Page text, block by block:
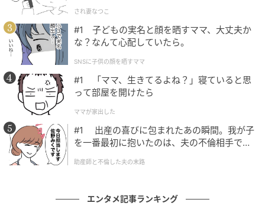
対峙させるような音の配置。
こそ、彼の歌唱に含まれる微かなかすれや、言葉の
端々に宿る情熱が、聴き手の鼓膜を飛び越えて直接心
臓を叩いたのである。演奏と歌声が一体となり、一つ
の呼吸となって流れていくその様は、まさに音楽にお
ける「真実」の姿であった。
記号化された「愛」を破壊する、あまりに
生々しい独白
愛」のテンプレートを根底から覆した。そこで歌われ
され妻なつこ
#1 子どもの実名と顔を晒すママ、大丈夫か
な？なんて心配していたら。
SNSに子供の顔を晒すママ
#1 「ママ、生きてるよね？」寝ていると思
って部屋を開けたら
ママが家出した
#1 出産の喜びに包まれたあの瞬間。我が子
を一番最初に抱いたのは、夫の不倫相手でし
助産師と不倫した夫の末路
エンタメ記事ランキング